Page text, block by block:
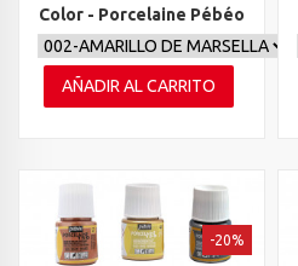
Color - Porcelaine Pébéo
AÑADIR AL CARRITO
-20%